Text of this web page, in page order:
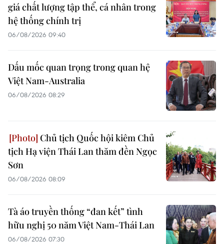
giá chất lượng tập thể, cá nhân trong
hệ thống chính trị
06/08/2026 09:40
Dấu mốc quan trọng trong quan hệ
Việt Nam-Australia
06/08/2026 08:29
Chủ tịch Quốc hội kiêm Chủ
tịch Hạ viện Thái Lan thăm đền Ngọc
Sơn
06/08/2026 08:09
Tà áo truyền thống “đan kết” tình
hữu nghị 50 năm Việt Nam-Thái Lan
06/08/2026 07:30